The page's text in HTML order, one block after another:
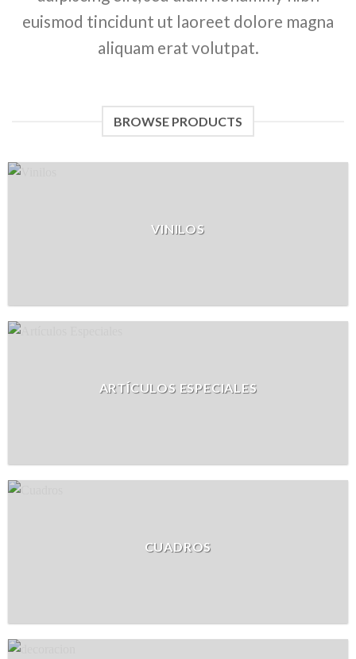
euismod tincidunt ut laoreet dolore magna
aliquam erat volutpat.
BROWSE PRODUCTS
VINILOS
ARTÍCULOS ESPECIALES
CUADROS